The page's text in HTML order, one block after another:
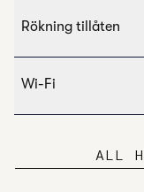
Rökning tillåten
Wi-Fi
ALL